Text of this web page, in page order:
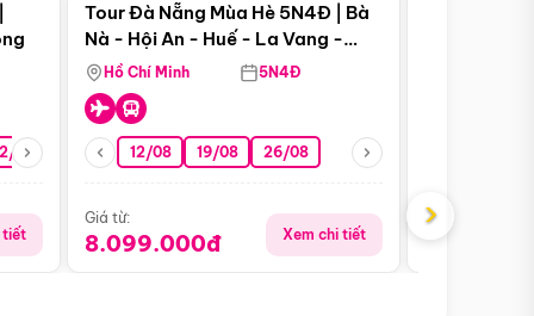
08 26/08 05/09 09/09 12/09
tiết
Tour Đà Nẵng Mùa Hè 5N4Đ | Bà
Nà - Hội An - Huế - La Vang -
Động Thiên Đường
Hồ Chí Minh 5N4Đ
12/08 19/08 26/08
Giá từ:
8.099.000đ Xem chi tiết
Giá từ:
›